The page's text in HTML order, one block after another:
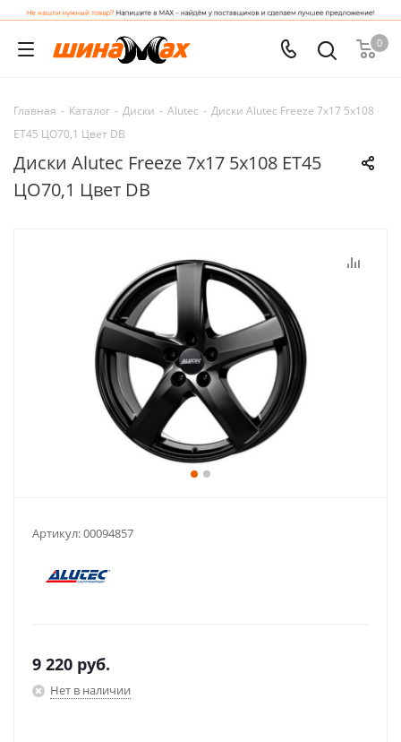
0
Главная - Каталог - Диски - Alutec - Диски Alutec Freeze 7x17 5x108
ET45 ЦО70,1 Цвет DB
Диски Alutec Freeze 7x17 5x108 ET45
ЦО70,1 Цвет DB
Артикул:00094857
9 220 руб.
Нет в наличии